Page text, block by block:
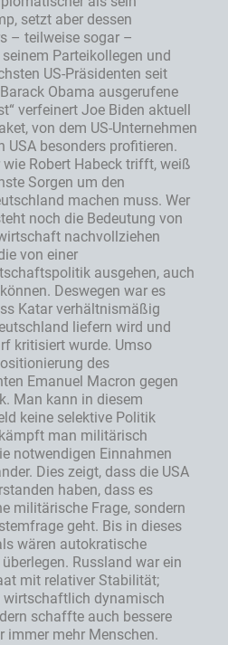
setzt aber dessen
– teilweise sogar –
Parteikollegen und
US-Präsidenten seit
Obama ausgerufene
verfeinert Joe Biden aktuell
von dem US-Unternehmen
USA besonders profitieren.
Robert Habeck trifft, weiß
Sorgen um den
machen muss. Wer
noch die Bedeutung von
nachvollziehen
von einer
ausgehen, auch
Deswegen war es
Katar verhältnismäßig
liefern wird und
kritisiert wurde. Umso
des
Emanuel Macron gegen
Man kann in diesem
keine selektive Politik
man militärisch
notwendigen Einnahmen
Dies zeigt, dass die USA
haben, dass es
militärische Frage, sondern
geht. Bis in dieses
wären autokratische
Russland war ein
mit relativer Stabilität;
wirtschaftlich dynamisch
schaffte auch bessere
immer mehr Menschen.